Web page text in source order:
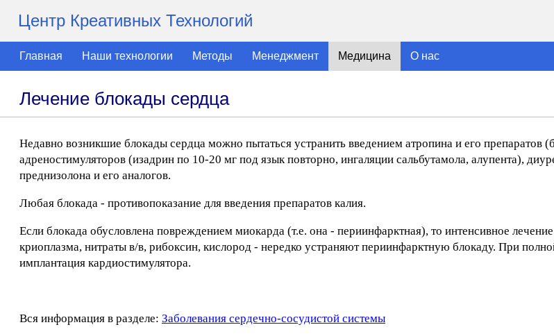
Центр Креативных Технологий
Главная Наши технологии Методы Менеджмент Медицина О нас
Лечение блокады сердца
Недавно возникшие блокады сердца можно пытаться устранить введением атропина и его препаратов
адреностимуляторов (изадрин по 10-20 мг под язык повторно, ингаляции сальбутамола, алупента),
преднизолона и его аналогов.
Любая блокада - противопоказание для введения препаратов калия.
Если блокада обусловлена повреждением миокарда (т.е. она - периинфарктная), то интенсивное
криоплазма, нитраты в/в, рибоксин, кислород - нередко устраняют периинфарктную блокаду. При
имплантация кардиостимулятора.
Вся информация в разделе: Заболевания сердечно-сосудистой системы